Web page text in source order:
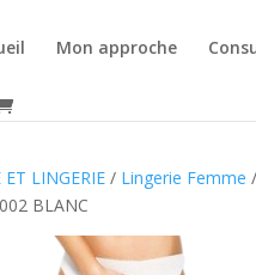
Mon approche
LINGERIE / Lingerie Femme /
BLANC